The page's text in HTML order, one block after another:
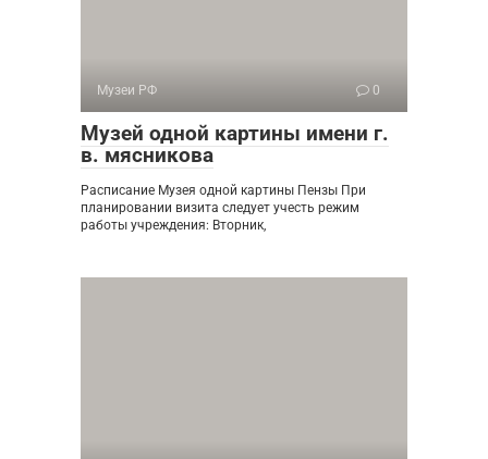
Музеи РФ 0
Музей одной картины имени г.
в. мясникова
Расписание Музея одной картины Пензы При
планировании визита следует учесть режим
работы учреждения: Вторник,